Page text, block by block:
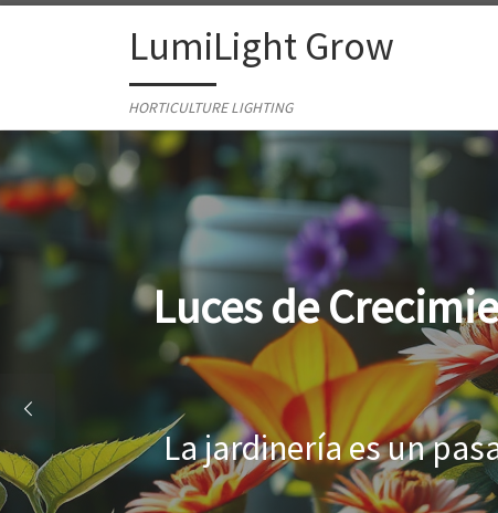
Skip to contentLumiLight Grow
HORTICULTURE LIGHTING
Lámparas para
Al cultivar plantas en